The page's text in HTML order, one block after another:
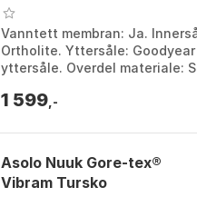
Vanntett membran: Ja.
Ortholite. Yttersåle: Goodyear
yttersåle. Overdel materiale:
gables / black /...
1 599 ,-
Asolo Nuuk Gore-tex®
Vibram Tursko